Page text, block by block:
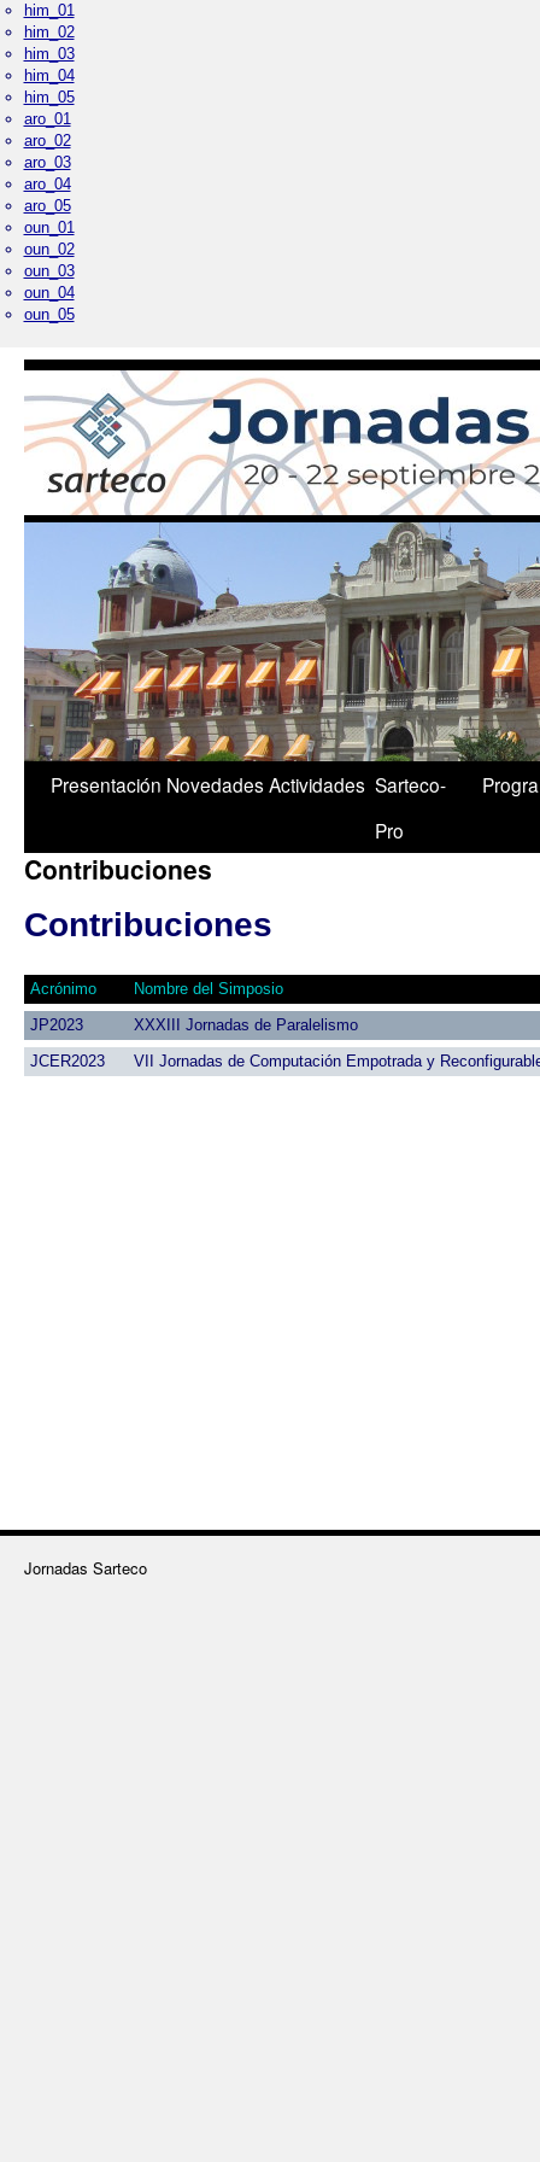
him_01
him_02
him_03
him_04
him_05
aro_01
aro_02
aro_03
aro_04
aro_05
oun_01
oun_02
oun_03
oun_04
oun_05
1/5
Palacio Real
Presentación NovedadesActividades Sarteco-
Pro
Contribuciones
Contribuciones
Acrónimo
Nombre del Simposio
JP2023
XXXIII Jornadas de Paralelismo
JCER2023
VII Jornadas de Computación Empotrada y
Jornadas Sarteco